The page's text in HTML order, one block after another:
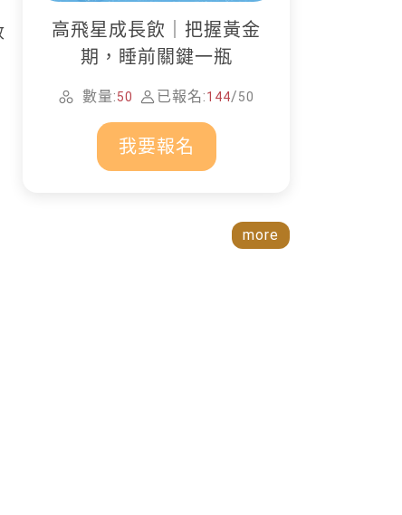
高飛星成長飲｜把握黃金
期，睡前關鍵一瓶
數量:50 已報名:144/50
我要報名
more